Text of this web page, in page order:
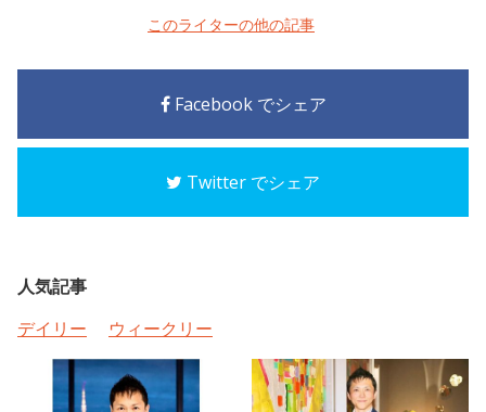
このライターの他の記事
Facebook でシェア
Twitter でシェア
人気記事
デイリー
ウィークリー